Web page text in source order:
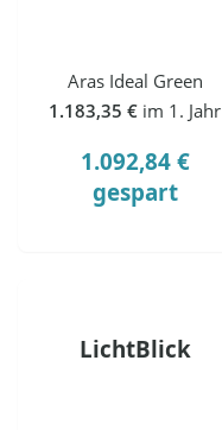
Aras Ideal Green
1.183,35 € im 1. Jahr
1.092,84 €
gespart
LichtBlick